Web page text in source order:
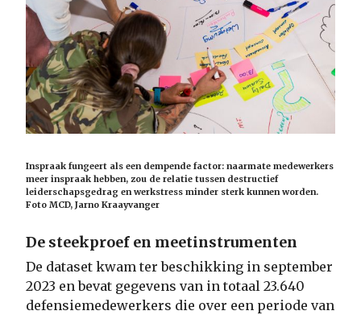
Inspraak fungeert als een dempende factor: naarmate medewerkers
meer inspraak hebben, zou de relatie tussen destructief
leiderschapsgedrag en werkstress minder sterk kunnen worden.
Foto MCD, Jarno Kraayvanger
De steekproef en meetinstrumenten
De dataset kwam ter beschikking in september
2023 en bevat gegevens van in totaal 23.640
defensiemedewerkers die over een periode van